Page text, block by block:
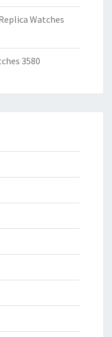
Watches
3580